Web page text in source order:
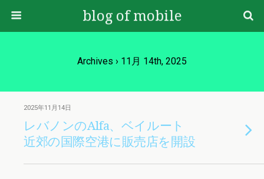
blog of mobile
Archives › 11月 14th, 2025
2025年11月14日
レバノンのAlfa、ベイルート
近郊の国際空港に販売店を開設